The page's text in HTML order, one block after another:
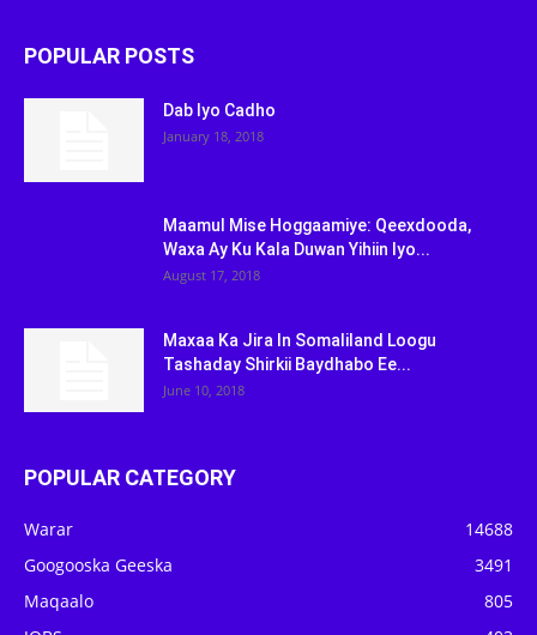
POPULAR POSTS
Dab Iyo Cadho
January 18, 2018
Maamul Mise Hoggaamiye: Qeexdooda,
Waxa Ay Ku Kala Duwan Yihiin Iyo...
August 17, 2018
Maxaa Ka Jira In Somaliland Loogu
Tashaday Shirkii Baydhabo Ee...
June 10, 2018
POPULAR CATEGORY
Warar
14688
Googooska Geeska
3491
Maqaalo
805